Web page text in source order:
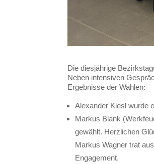
Die diesjährige
Neben intensiven
Ergebnisse der Wahlen:
Alexander Kiesl wurde
Markus Blank
gewählt. Herzlichen
Markus Wagner trat
Engagement.